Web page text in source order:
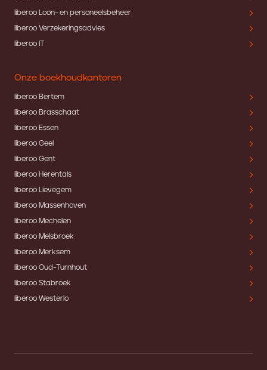
liberoo Loon- en personeelsbeheer
liberoo Verzekeringsadvies
liberoo IT
Onze boekhoudkantoren
liberoo Bertem
liberoo Brasschaat
liberoo Essen
liberoo Geel
liberoo Gent
liberoo Herentals
liberoo Lievegem
liberoo Massenhoven
liberoo Mechelen
liberoo Melsbroek
liberoo Merksem
liberoo Oud-Turnhout
liberoo Stabroek
liberoo Westerlo